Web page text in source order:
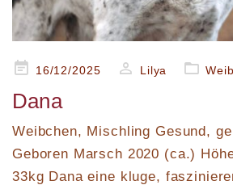
Posted16/12/2025 Lilya
Dana
Weibchen, Mischling Gesund,
Geboren Marsch 2020 (ca.)
33kg Dana eine kluge,